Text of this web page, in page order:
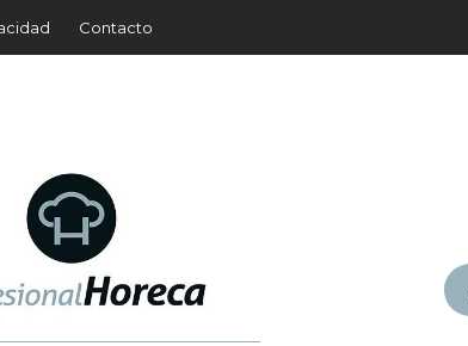
Contacto